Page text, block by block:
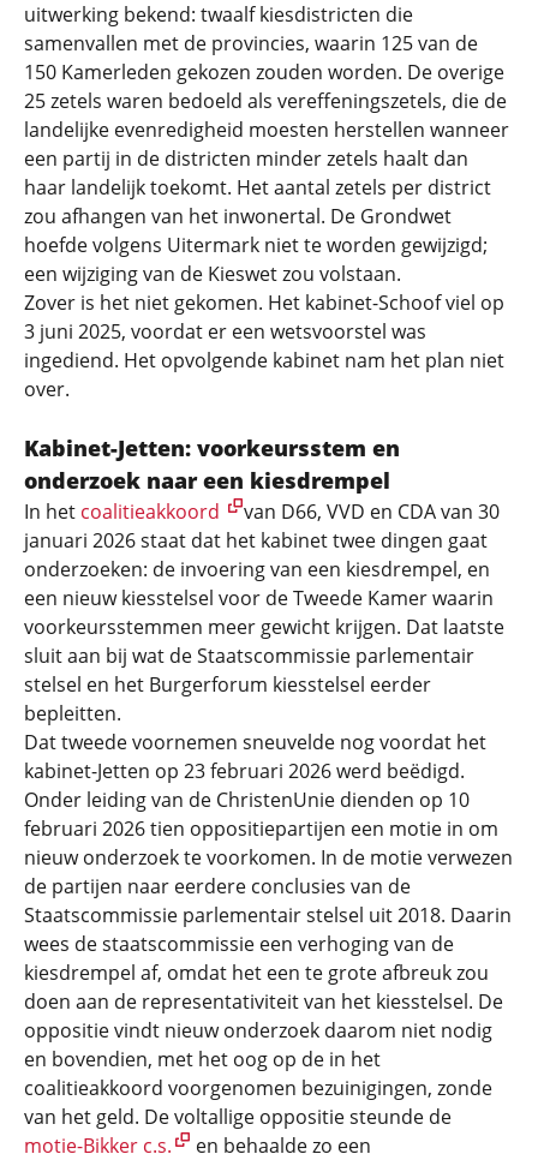
uitwerking bekend: twaalf kiesdistricten die
samenvallen met de provincies, waarin 125 van de
150 Kamerleden gekozen zouden worden. De overige
25 zetels waren bedoeld als vereffeningszetels, die de
landelijke evenredigheid moesten herstellen wanneer
een partij in de districten minder zetels haalt dan
haar landelijk toekomt. Het aantal zetels per district
zou afhangen van het inwonertal. De Grondwet
hoefde volgens Uitermark niet te worden gewijzigd;
een wijziging van de Kieswet zou volstaan.
Zover is het niet gekomen. Het kabinet-Schoof viel op
3 juni 2025, voordat er een wetsvoorstel was
ingediend. Het opvolgende kabinet nam het plan niet
over.
Kabinet-Jetten: voorkeursstem en
onderzoek naar een kiesdrempel
In het coalitieakkoord
van D66, VVD en CDA van 30
januari 2026 staat dat het kabinet twee dingen gaat
onderzoeken: de invoering van een kiesdrempel, en
een nieuw kiesstelsel voor de Tweede Kamer waarin
voorkeursstemmen meer gewicht krijgen. Dat laatste
sluit aan bij wat de Staatscommissie parlementair
stelsel en het Burgerforum kiesstelsel eerder
bepleitten.
Dat tweede voornemen sneuvelde nog voordat het
kabinet-Jetten op 23 februari 2026 werd beëdigd.
Onder leiding van de ChristenUnie dienden op 10
februari 2026 tien oppositiepartijen een motie in om
nieuw onderzoek te voorkomen. In de motie verwezen
de partijen naar eerdere conclusies van de
Staatscommissie parlementair stelsel uit 2018. Daarin
wees de staatscommissie een verhoging van de
kiesdrempel af, omdat het een te grote afbreuk zou
doen aan de representativiteit van het kiesstelsel. De
oppositie vindt nieuw onderzoek daarom niet nodig
en bovendien, met het oog op de in het
coalitieakkoord voorgenomen bezuinigingen, zonde
van het geld. De voltallige oppositie steunde de
motie-Bikker c.s.
en behaalde zo een